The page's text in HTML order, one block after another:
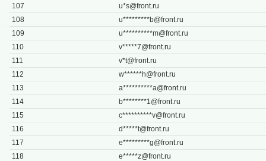
107
u*s@front.ru
108
u*********b@front.ru
109
u**********m@front.ru
110
v*****7@front.ru
111
v*t@front.ru
112
w******h@front.ru
113
a**********a@front.ru
114
b********1@front.ru
115
c**********v@front.ru
116
d*****t@front.ru
117
e*********g@front.ru
118
e*****z@front.ru